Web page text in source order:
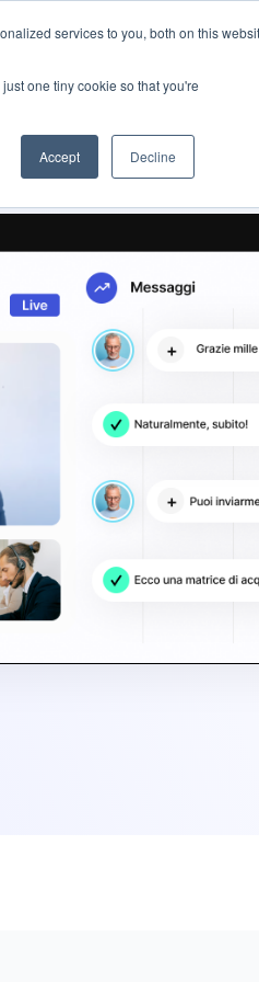
services to you, both on this
one tiny cookie so that you're
Accept Decline
siamo Blog 🌍 Lingue